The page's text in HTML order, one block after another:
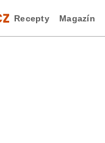
Recepty Magazín